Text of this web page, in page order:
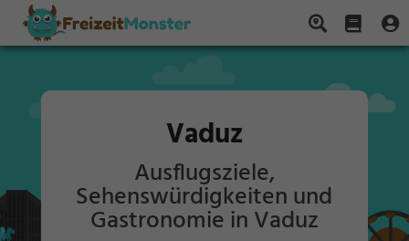
Vaduz
Ausflugsziele,
Sehenswürdigkeiten und
Gastronomie in Vaduz